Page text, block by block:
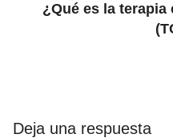
¿Qué es la
Deja una respuesta